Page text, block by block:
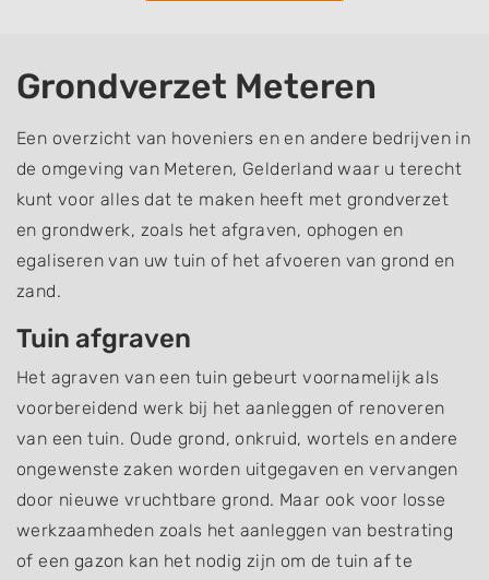
Grondverzet Meteren
Een overzicht van hoveniers en en andere bedrijven in
de omgeving van Meteren, Gelderland waar u terecht
kunt voor alles dat te maken heeft met grondverzet
en grondwerk, zoals het afgraven, ophogen en
egaliseren van uw tuin of het afvoeren van grond en
zand.
Tuin afgraven
Het agraven van een tuin gebeurt voornamelijk als
voorbereidend werk bij het aanleggen of renoveren
van een tuin. Oude grond, onkruid, wortels en andere
ongewenste zaken worden uitgegaven en vervangen
door nieuwe vruchtbare grond. Maar ook voor losse
werkzaamheden zoals het aanleggen van bestrating
of een gazon kan het nodig zijn om de tuin af te